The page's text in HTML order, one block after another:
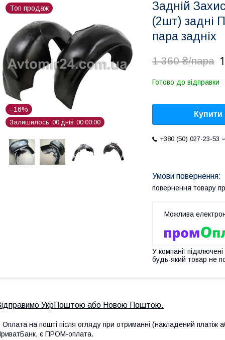
Топ продаж
–16%
Залишилось 00 днів 00 00 00
Задній
(2шт) задні
пара задніх
1 360 ₴/пара
Готово до відправки
Купити
+380 (50) 027-23-53
повернення товару
У компанії
будь-який товар не
УкрПоштою або Новою Поштою.
на пошті після огляду при отриманні (накладений платіж
є ПРОМ-оплата.